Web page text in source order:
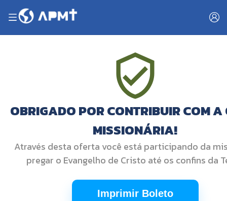
OBRIGADO POR CONTRIBUIR COM
MISSIONÁRIA!
Através desta oferta você está participando da
pregar o Evangelho de Cristo até os confins da
Imprimir Boleto